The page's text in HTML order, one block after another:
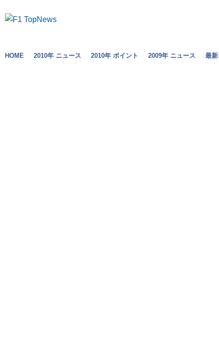
HOME 2010年 ニュース 2010年 ポイント 2009年 ニュース 最